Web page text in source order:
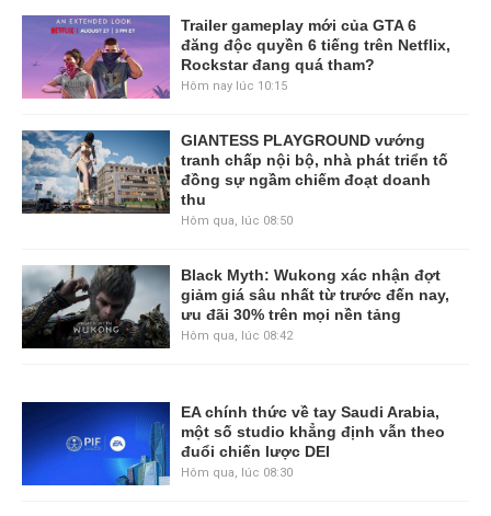
Trailer gameplay mới của GTA 6
đăng độc quyền 6 tiếng trên Netflix,
Rockstar đang quá tham?
Hôm nay lúc 10:15
GIANTESS PLAYGROUND vướng
tranh chấp nội bộ, nhà phát triển tố
đồng sự ngầm chiếm đoạt doanh
thu
Hôm qua, lúc 08:50
Black Myth: Wukong xác nhận đợt
giảm giá sâu nhất từ trước đến nay,
ưu đãi 30% trên mọi nền tảng
Hôm qua, lúc 08:42
EA chính thức về tay Saudi Arabia,
một số studio khẳng định vẫn theo
đuổi chiến lược DEI
Hôm qua, lúc 08:30